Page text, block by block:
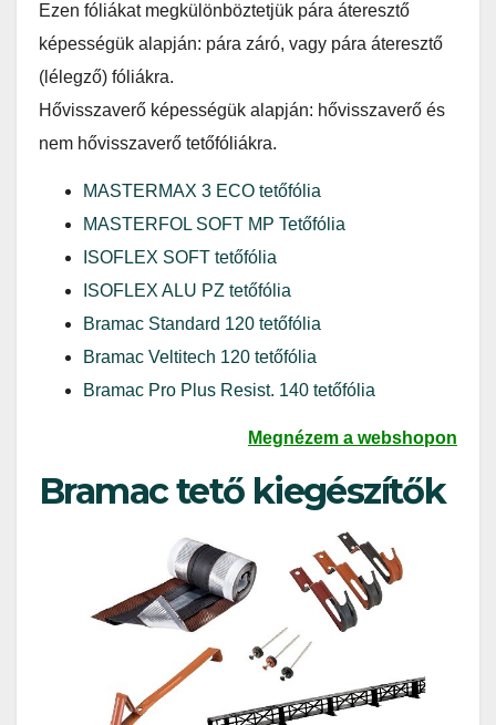
Ezen fóliákat megkülönböztetjük pára áteresztő
képességük alapján: pára záró, vagy pára áteresztő
(lélegző) fóliákra.
Hővisszaverő képességük alapján: hővisszaverő és
nem hővisszaverő tetőfóliákra.
MASTERMAX 3 ECO tetőfólia
MASTERFOL SOFT MP Tetőfólia
ISOFLEX SOFT tetőfólia
ISOFLEX ALU PZ tetőfólia
Bramac Standard 120 tetőfólia
Bramac Veltitech 120 tetőfólia
Bramac Pro Plus Resist. 140 tetőfólia
Megnézem a webshopon
Bramac tető kiegészítők